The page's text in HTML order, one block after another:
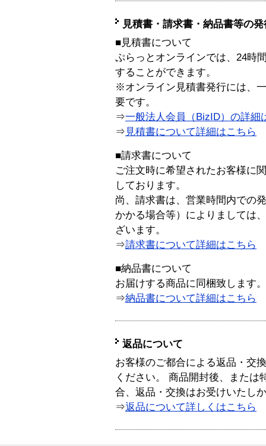
見積書・請求書・納品書等の
■見積書について
ぷらっとオンラインでは、24時
することができます。
※オンライン見積書発行には、
要です。
⇒一般法人会員（BizID）の詳細
⇒ 見積書について詳細はこちら
■請求書について
ご注文時に希望されたお客様に
しております。
尚、請求書は、営業時間内での
かかる場合等）によりましては
ざいます。
⇒請求書について詳細はこちら
■納品書について
お届けする商品に同梱致します。
⇒納品書について詳細はこちら
返品について
お客様のご都合による返品・交
ください。 商品開封後、または
合、返品・交換はお受けいたし
⇒返品について詳しくはこちら